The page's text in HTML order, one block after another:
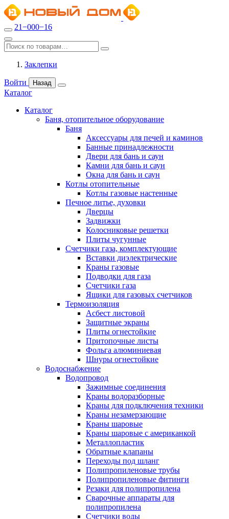
21−000−16
Заклепки
Войти Назад
Каталог
Каталог
Баня, отопительное оборудование
Баня
Аксессуары для печей и каминов
Банные принадлежности
Двери для бань и саун
Камни для бань и саун
Окна для бань и саун
Котлы отопительные
Котлы газовые настенные
Печное литье, духовки
Дверцы
Задвижки
Колосниковые решетки
Плиты чугунные
Счетчики газа, комплектующие
Вставки диэлектрические
Краны газовые
Подводки для газа
Счетчики газа
Ящики для газовых счетчиков
Термоизоляция
Асбест листовой
Защитные экраны
Плиты огнестойкие
Притопочные листы
Фольга алюминиевая
Шнуры огнестойкие
Водоснабжение
Водопровод
Зажимные соединения
Краны водоразборные
Краны для подключения техники
Краны незамерзающие
Краны шаровые
Краны шаровые с американкой
Металлопластик
Обратные клапаны
Переходы под шланг
Полипропиленовые трубы
Полипропиленовые фитинги
Резаки для полипропилена
Сварочные аппараты для
полипропилена
Счетчики воды